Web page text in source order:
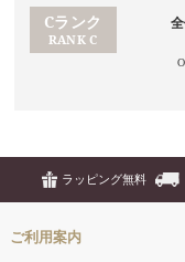
ラッピング無料
ご利用案内